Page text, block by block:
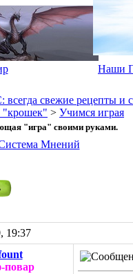
Наши
свежие рецепты и
> Учимся играя
"игра" своими руками.
Мнений
19:37